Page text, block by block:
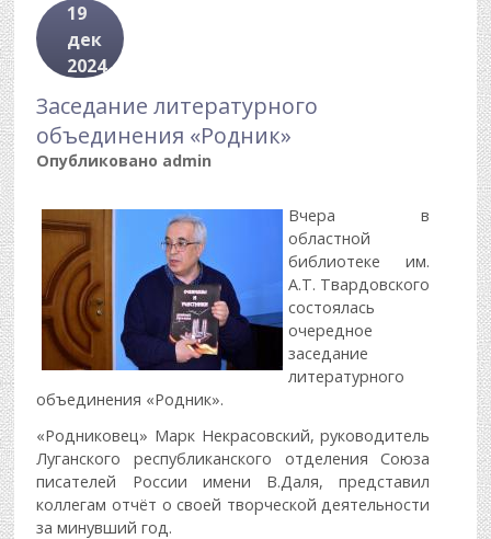
19
дек
2024
Заседание литературного
объединения «Родник»
Опубликовано admin
Вчера в
областной
библиотеке им.
А.Т. Твардовского
состоялась
очередное
заседание
литературного
объединения «Родник».
«Родниковец» Марк Некрасовский, руководитель
Луганского республиканского отделения Союза
писателей России имени В.Даля, представил
коллегам отчёт о своей творческой деятельности
за минувший год.